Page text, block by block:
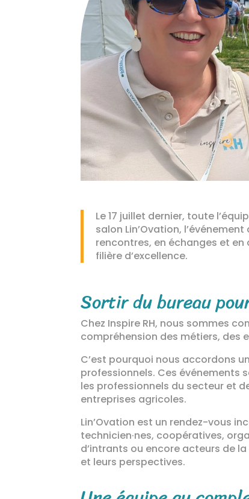
Le 17 juillet dernier, toute
salon Lin’Ovation,
rencontres, en échanges et
filière d’excellence.
Sortir du bureau
Chez Inspire RH, nous sommes
compréhension des métiers, des
C’est pourquoi nous accordons
professionnels. Ces événements
les professionnels du secteur et
entreprises agricoles.
Lin’Ovation est un rendez-vous
technicien·nes, coopératives,
d’intrants ou encore acteurs de
et leurs perspectives.